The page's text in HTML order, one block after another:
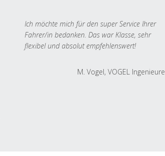
Ich möchte mich für den super Service Ihrer
Fahrer/in bedanken. Das war Klasse, sehr
flexibel und absolut empfehlenswert!
M. Vogel, VOGEL Ingenieure